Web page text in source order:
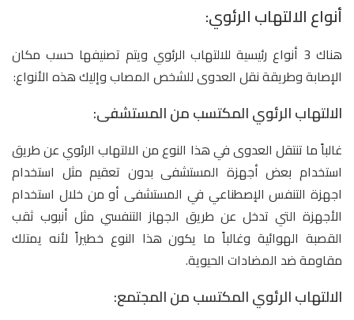
أنواع الالتهاب الرئوي:
هناك 3 أنواع رئيسية للالتهاب الرئوي ويتم تصنيفها حسب مكان
الإصابة وطريقة نقل العدوى للشخص المصاب وإليك هذه الأنواع:
الالتهاب الرئوي المكتسب من المستشفى:
غالباً ما تنتقل العدوى في هذا النوع من الالتهاب الرئوي عن طريق
استخدام بعض أجهزة المستشفى بدون تعقيم مثل استخدام
اجهزة التنفس الإصطناعي في المستشفى أو من خلال استخدام
الأجهزة التي تدخل عن طريق الجهاز التنفسي مثل أنبوب ثقب
القصبة الهوائية وغالباً ما يكون هذا النوع خطيراً لأنه يمتلك
مقاومة ضد المضادات الحيوية.
الالتهاب الرئوي المكتسب من المجتمع: